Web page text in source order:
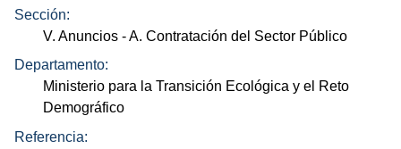
Sección:
V. Anuncios - A. Contratación del Sector Público
Departamento:
Ministerio para la Transición Ecológica y el Reto
Demográfico
Referencia: